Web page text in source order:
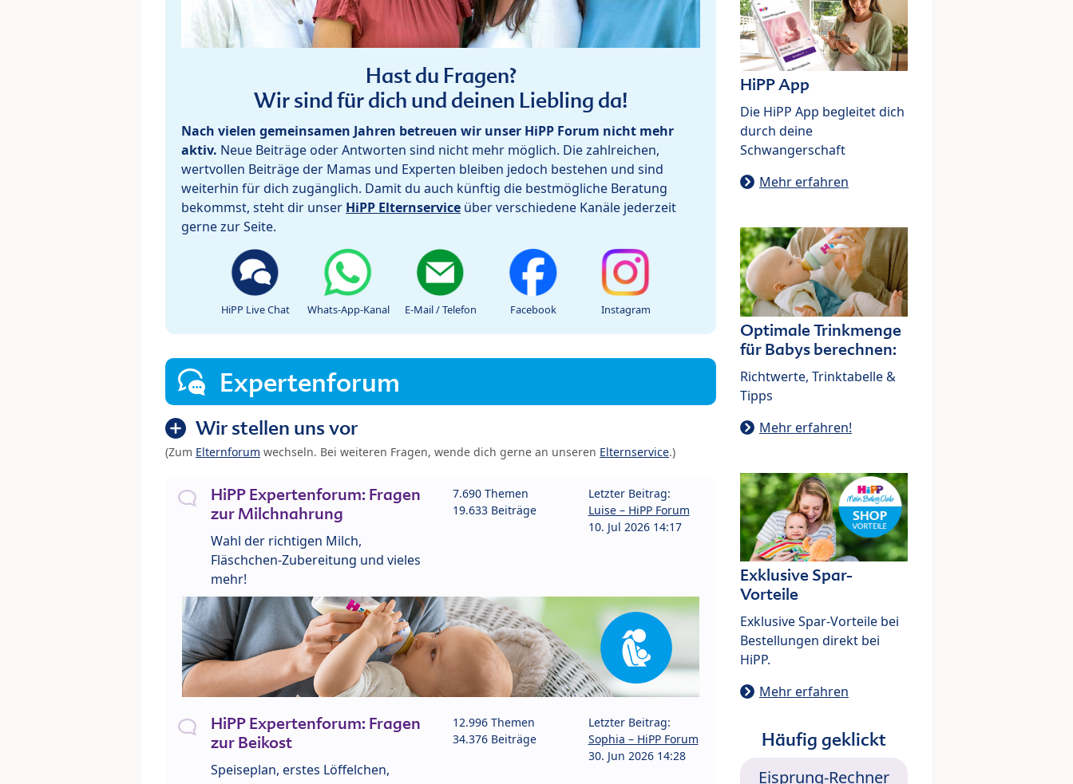
Hast du Fragen?
Wir sind für dich und deinen Liebling da!
Nach vielen gemeinsamen Jahren betreuen wir unser HiPP Forum nicht mehr
aktiv. Neue Beiträge oder Antworten sind nicht mehr möglich. Die zahlreichen,
wertvollen Beiträge der Mamas und Experten bleiben jedoch bestehen und sind
weiterhin für dich zugänglich. Damit du auch künftig die bestmögliche Beratung
bekommst, steht dir unser HiPP Elternservice über verschiedene Kanäle jederzeit
gerne zur Seite.
HiPP Live Chat Whats-App-Kanal E-Mail / Telefon Facebook Instagram
Expertenforum
Wir stellen uns vor
(Zum Elternforum wechseln. Bei weiteren Fragen, wende dich gerne an unseren Elternservice.)
HiPP Expertenforum: Fragen
zur Milchnahrung
Wahl der richtigen Milch,
Fläschchen-Zubereitung und vieles
mehr!
7.690 Themen
19.633 Beiträge
Letzter Beitrag:
Luise – HiPP Forum
10. Jul 2026 14:17
HiPP Expertenforum: Fragen
zur Beikost
Speiseplan, erstes Löffelchen,
12.996 Themen
34.376 Beiträge
Letzter Beitrag:
Sophia – HiPP Forum
30. Jun 2026 14:28
HiPP App
Die HiPP App begleitet dich
durch deine
Schwangerschaft
Mehr erfahren
Optimale Trinkmenge
für Babys berechnen:
Richtwerte, Trinktabelle &
Tipps
Mehr erfahren!
Exklusive Spar-
Vorteile
Exklusive Spar-Vorteile bei
Bestellungen direkt bei
HiPP.
Mehr erfahren
Häufig geklickt
Eisprung-Rechner